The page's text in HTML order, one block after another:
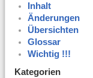
Inhalt
Änderungen
Übersichten
Glossar
Wichtig !!!
Kategorien